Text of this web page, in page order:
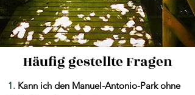
Häufig gestellte Fragen
1. Kann ich den Manuel-Antonio-Park ohne